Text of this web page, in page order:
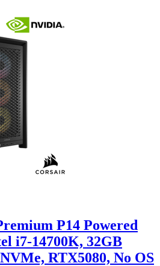
P14 Powered
i7-14700K, 32GB
RTX5080, No OS